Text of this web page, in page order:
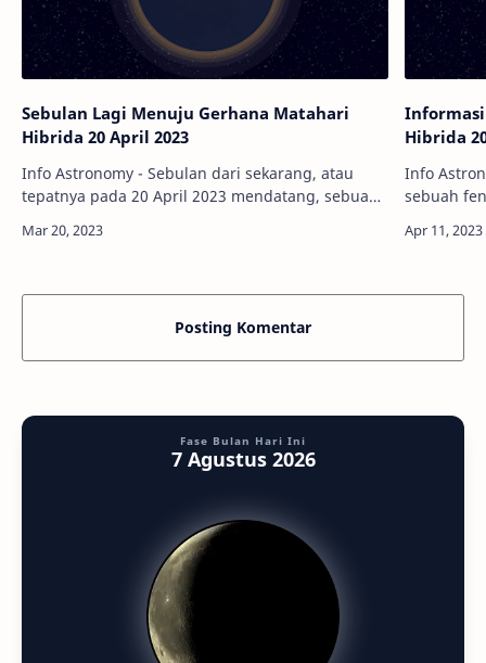
Sebulan Lagi Menuju Gerhana Matahari
Hibrida 20 April 2023
Info Astronomy - Sebulan dari sekarang, atau
tepatnya pada 20 April 2023 mendatang, sebuah
Indonesia akan menjadi salah satu ne…
Hibrida
Info
sebuah
negara
Posting Komentar
Fase Bulan Hari Ini
7 Agustus 2026